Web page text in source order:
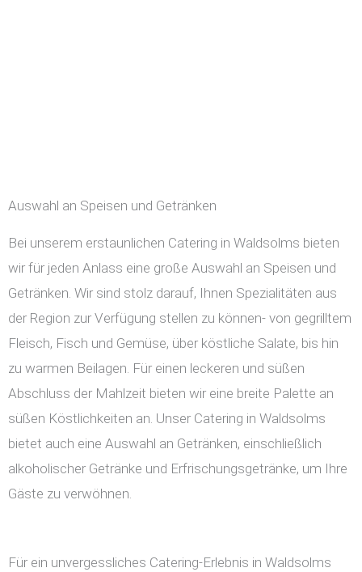
Auswahl an Speisen und Getränken
Bei unserem erstaunlichen Catering in Waldsolms bieten
wir für jeden Anlass eine große Auswahl an Speisen und
Getränken. Wir sind stolz darauf, Ihnen Spezialitäten aus
der Region zur Verfügung stellen zu können- von gegrilltem
Fleisch, Fisch und Gemüse, über köstliche Salate, bis hin
zu warmen Beilagen. Für einen leckeren und süßen
Abschluss der Mahlzeit bieten wir eine breite Palette an
süßen Köstlichkeiten an. Unser Catering in Waldsolms
bietet auch eine Auswahl an Getränken, einschließlich
alkoholischer Getränke und Erfrischungsgetränke, um Ihre
Gäste zu verwöhnen.
Für ein unvergessliches Catering-Erlebnis in Waldsolms